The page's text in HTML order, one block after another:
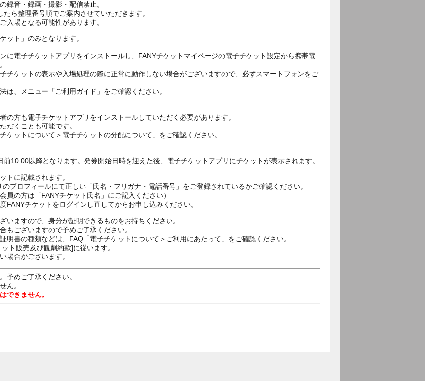
録音・録画・撮影・配信禁止。
ら整理番号順でご案内させていただきます。
場となる可能性があります。
ット」のみとなります。
に電子チケットアプリをインストールし、FANYチケットマイページの電子チケット設定から携帯電
チケットの表示や入場処理の際に正常に動作しない場合がございますので、必ずスマートフォンをご
、メニュー「ご利用ガイド」をご確認ください。
の方も電子チケットアプリをインストールしていただく必要があります。
だくことも可能です。
ケットについて＞電子チケットの分配について」をご確認ください。
10:00以降となります。発券開始日時を迎えた後、電子チケットアプリにチケットが表示されます。
トに記載されます。
プロフィールにて正しい「氏名・フリガナ・電話番号」をご登録されているかご確認ください。
員の方は「FANYチケット氏名」にご記入ください）
FANYチケットをログインし直してからお申し込みください。
ますので、身分が証明できるものをお持ちください。
もございますので予めご了承ください。
明書の種類などは、FAQ「電子チケットについて＞ご利用にあたって」をご確認ください。
ト販売及び観劇約款]に従います。
場合がございます。
予めご了承ください。
ん。
できません。